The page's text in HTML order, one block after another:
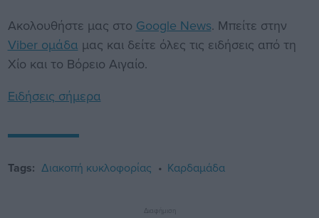
Ακολουθήστε μας στο Google News. Μπείτε στην
Viber ομάδα μας και δείτε όλες τις ειδήσεις από τη
Χίο και το Βόρειο Αιγαίο.
Ειδήσεις σήμερα
Tags: Διακοπή κυκλοφορίας Καρδαμάδα
Διαφήμιση